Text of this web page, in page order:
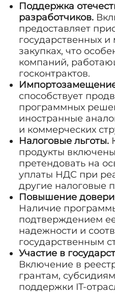
Поддержка
разработчиков.
предоставляет
государственных
закупках, что
компаний,
госконтрактов.
способствует
программных
иностранные
и коммерческих
Налоговые льготы.
продукты
претендовать на
уплаты НДС при
другие налоговые
Повышение
Наличие
подтверждением
надежности и
государственным
Участие в
Включение в
грантам,
поддержки IT-